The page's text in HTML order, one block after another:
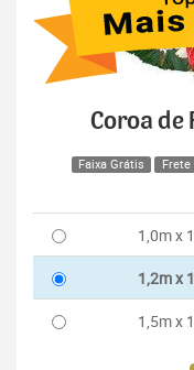
Coroa de
Faixa Grátis
1,0m x
1,2m x
1,5m x